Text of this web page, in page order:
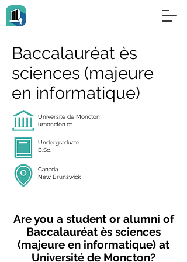
Baccalauréat ès
sciences (majeure
en informatique)
Université de Moncton
umoncton.ca
Undergraduate
B.Sc.
Canada
New Brunswick
Are you a student or alumni of
Baccalauréat ès sciences
(majeure en informatique) at
Université de Moncton?